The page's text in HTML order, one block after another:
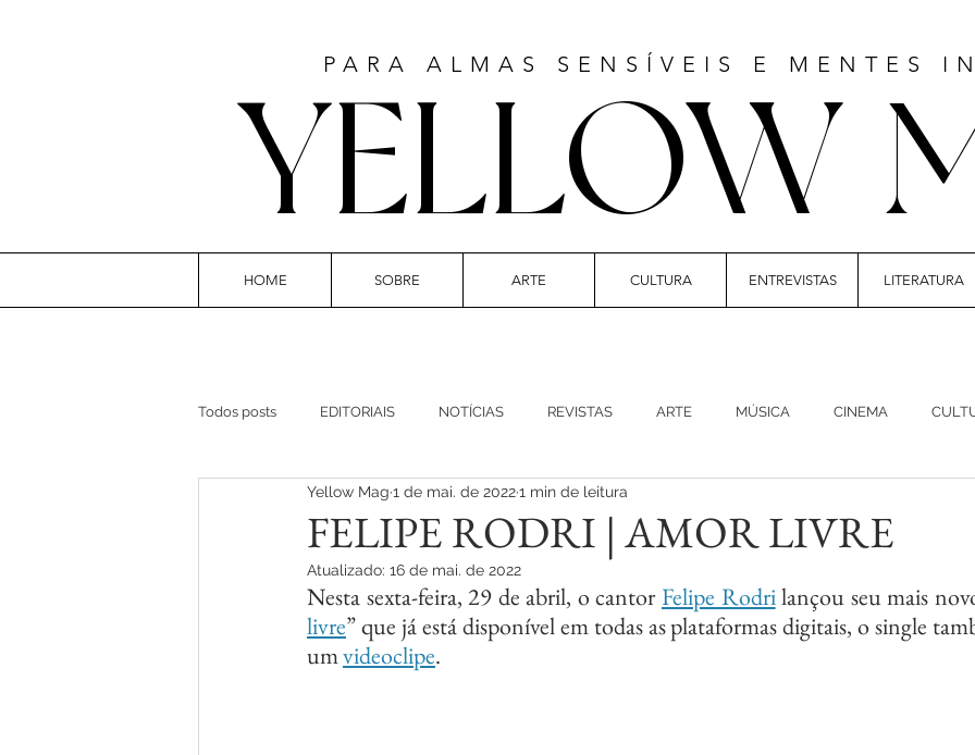
PARA ALMAS SENSÍVEIS E MENTES
YELLOW
HOME SOBRE ARTE CULTURA ENTREVISTAS LITERATURA
Todos posts EDITORIAIS NOTÍCIAS REVISTAS ARTE MÚSICA CINEMA
TV
FELIPE RODRI | AMOR LIVRE
Yellow Mag 1 de mai. de 20221 min de leitura
Atualizado: 16 de mai. de 2022
Nesta sexta-feira, 29 de abril, o cantor Felipe Rodri lançou seu mais
livre” que já está disponível em todas as plataformas digitais, o single
um videoclipe.